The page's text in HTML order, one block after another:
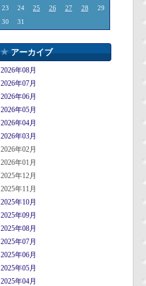
23
24 25 26 27 28
29
30
31
アーカイブ
2026年08月
2026年07月
2026年06月
2026年05月
2026年04月
2026年03月
2026年02月
2026年01月
2025年12月
2025年11月
2025年10月
2025年09月
2025年08月
2025年07月
2025年06月
2025年05月
2025年04月